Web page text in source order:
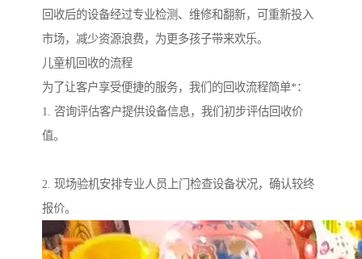
回收后的设备经过专业检测、维修和翻新，可重新投入
市场，减少资源浪费，为更多孩子带来欢乐。
儿童机回收的流程
为了让客户享受便捷的服务，我们的回收流程简单*：
1. 咨询评估客户提供设备信息，我们初步评估回收价
值。
2. 现场验机安排专业人员上门检查设备状况，确认较终
报价。